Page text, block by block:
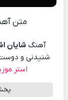
متن
آهنگ شایان
شنیدنی و
استر